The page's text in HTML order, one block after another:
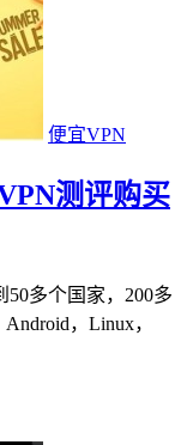
便宜VPN
测评购买
多个国家，200多
，Linux，